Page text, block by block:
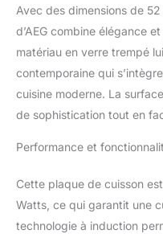
Avec des dimensions de
d’AEG combine élégance
matériau en verre trempé
contemporaine qui
cuisine moderne. La
de sophistication tout en
Performance et
Cette plaque de cuisson
Watts, ce qui garantit une
technologie à induction